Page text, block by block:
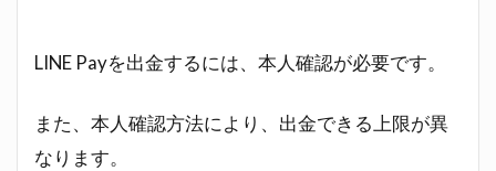
セブ
行
ATM
へ出
LINE Payを出金するには、本人確認が必要です。
また、本人確認方法により、出金できる上限が異
なります。